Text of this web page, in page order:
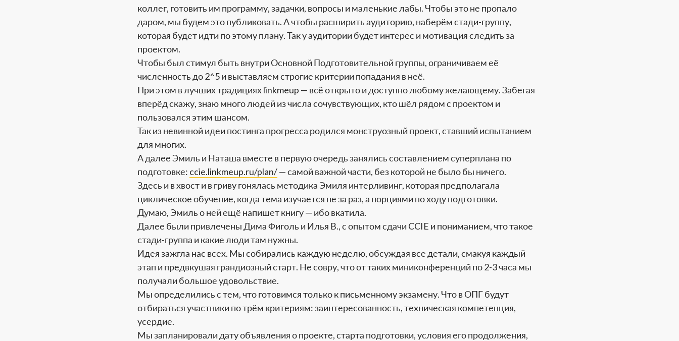
коллег, готовить им программу, задачки, вопросы и маленькие лабы. Чтобы это не пропало
даром, мы будем это публиковать. А чтобы расширить аудиторию, наберём стади-группу,
которая будет идти по этому плану. Так у аудитории будет интерес и мотивация следить за
проектом.
Чтобы был стимул быть внутри Основной Подготовительной группы, ограничиваем её
численность до 2^5 и выставляем строгие критерии попадания в неё.
При этом в лучших традициях linkmeup — всё открыто и доступно любому желающему. Забегая
вперёд скажу, знаю много людей из числа сочувствующих, кто шёл рядом с проектом и
пользовался этим шансом.
Так из невинной идеи постинга прогресса родился монструозный проект, ставший испытанием
для многих.
А далее Эмиль и Наташа вместе в первую очередь занялись составлением суперплана по
подготовке: ccie.linkmeup.ru/plan/— самой важной части, без которой не было бы ничего.
Здесь и в хвост и в гриву гонялась методика Эмиля интерливинг, которая предполагала
циклическое обучение, когда тема изучается не за раз, а порциями по ходу подготовки.
Думаю, Эмиль о ней ещё напишет книгу — ибо вкатила.
Далее были привлечены Дима Фиголь и Илья В., с опытом сдачи CCIE и пониманием, что такое
стади-группа и какие люди там нужны.
Идея зажгла нас всех. Мы собирались каждую неделю, обсуждая все детали, смакуя каждый
этап и предвкушая грандиозный старт. Не совру, что от таких миниконференций по 2-3 часа мы
получали большое удовольствие.
Мы определились с тем, что готовимся только к письменному экзамену. Что в ОПГ будут
отбираться участники по трём критериям: заинтересованность, техническая компетенция,
усердие.
Мы запланировали дату объявления о проекте, старта подготовки, условия его продолжения,